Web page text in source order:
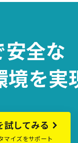
安全な
境を実
してみる
マイズをサポート